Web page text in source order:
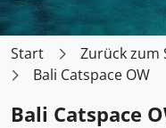
Start
Zurück zum
Bali Catspace OW
Bali Catspace